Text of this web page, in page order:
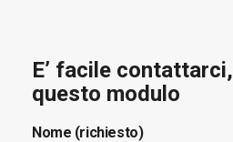
E’ facile
questo modulo
Nome (richiesto)